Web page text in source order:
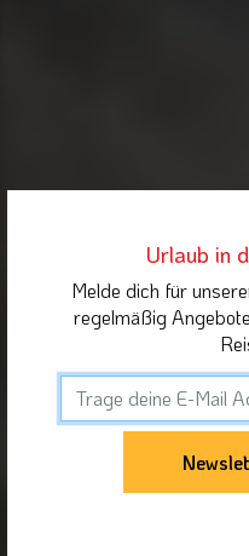
Urlaub in
Melde dich für
regelmäßig